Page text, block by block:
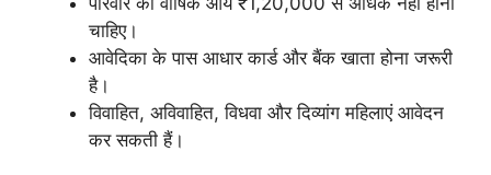
चाहिए।
आवेदिका के पास आधार कार्ड और बैंक खाता होना जरूरी
है।
विवाहित, अविवाहित, विधवा और दिव्यांग महिलाएं आवेदन
कर सकती हैं।